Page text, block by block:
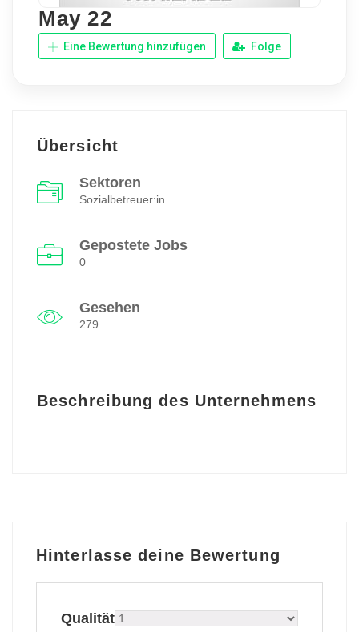
May 22
Eine Bewertung hinzufügen Folge
Übersicht
Sektoren
Sozialbetreuer:in
Gepostete Jobs
0
Gesehen
279
Beschreibung des Unternehmens
Hinterlasse deine Bewertung
Qualität